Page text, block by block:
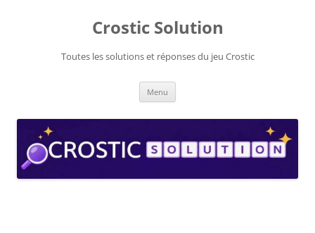
Crostic Solution
Toutes les solutions et réponses du jeu Crostic
Menu